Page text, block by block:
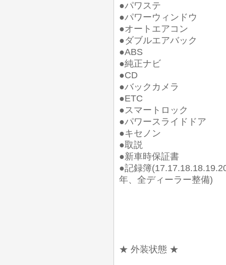
●パワステ
●パワーウィンドウ
●オートエアコン
●ダブルエアバック
●ABS
●純正ナビ
●CD
●バックカメラ
●ETC
●スマートロック
●パワースライドドア
●キセノン
●取説
●新車時保証書
●記録簿
年、全ディーラー整備)
★ 外装状態 ★